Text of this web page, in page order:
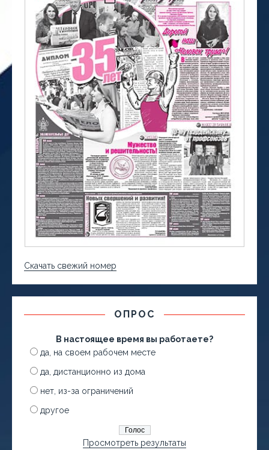
Скачать свежий номер
ОПРОС
В настоящее время вы работаете?
да, на своем рабочем месте
да, дистанционно из дома
нет, из-за ограничений
другое
Просмотреть результаты